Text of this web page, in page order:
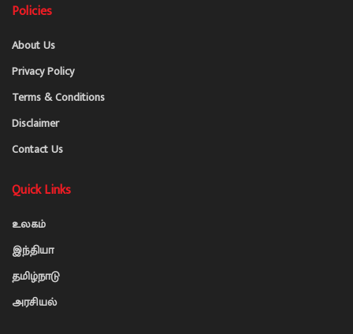
Policies
About Us
Privacy Policy
Terms & Conditions
Disclaimer
Contact Us
Quick Links
உலகம்
இந்தியா
தமிழ்நாடு
அரசியல்